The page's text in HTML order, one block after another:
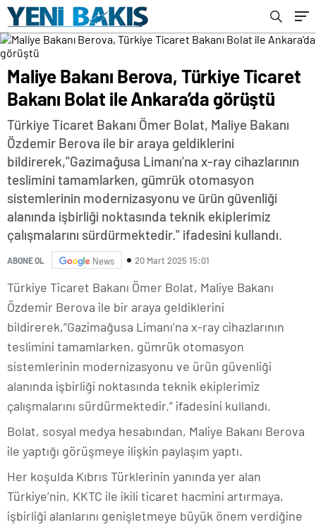
Maliye Bakanı Berova, Türkiye Ticaret
Bakanı Bolat ile Ankara’da görüştü
Türkiye Ticaret Bakanı Ömer Bolat, Maliye Bakanı
Özdemir Berova ile bir araya geldiklerini
bildirerek,"Gazimağusa Limanı'na x-ray cihazlarının
teslimini tamamlarken, gümrük otomasyon
sistemlerinin modernizasyonu ve ürün güvenliği
alanında işbirliği noktasında teknik ekiplerimiz
çalışmalarını sürdürmektedir." ifadesini kullandı.
ABONE OL News 20 Mart 2025 15:01
Türkiye Ticaret Bakanı Ömer Bolat, Maliye Bakanı
Özdemir Berova ile bir araya geldiklerini
bildirerek,”Gazimağusa Limanı’na x-ray cihazlarının
teslimini tamamlarken, gümrük otomasyon
sistemlerinin modernizasyonu ve ürün güvenliği
alanında işbirliği noktasında teknik ekiplerimiz
çalışmalarını sürdürmektedir.” ifadesini kullandı.
Bolat, sosyal medya hesabından, Maliye Bakanı Berova
ile yaptığı görüşmeye ilişkin paylaşım yaptı.
Her koşulda Kıbrıs Türklerinin yanında yer alan
Türkiye’nin, KKTC ile ikili ticaret hacmini artırmaya,
işbirliği alanlarını genişletmeye büyük önem verdiğine